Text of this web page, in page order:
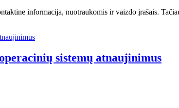
informacija, nuotraukomis ir vaizdo įrašais.
sistemų atnaujinimus